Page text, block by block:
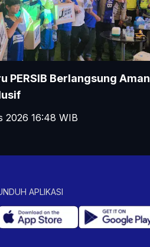
PERSIB Berlangsung Aman
2026 16:48 WIB
APLIKASI